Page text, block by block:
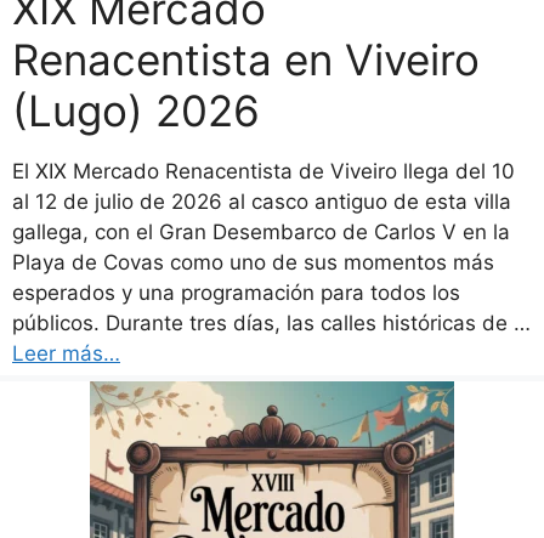
Renacentista en Viveiro
(Lugo) 2026
El XIX Mercado Renacentista de Viveiro llega del 10
al 12 de julio de 2026 al casco antiguo de esta villa
gallega, con el Gran Desembarco de Carlos V en la
Playa de Covas como uno de sus momentos más
esperados y una programación para todos los
públicos. Durante tres días, las calles históricas de …
Leer más…